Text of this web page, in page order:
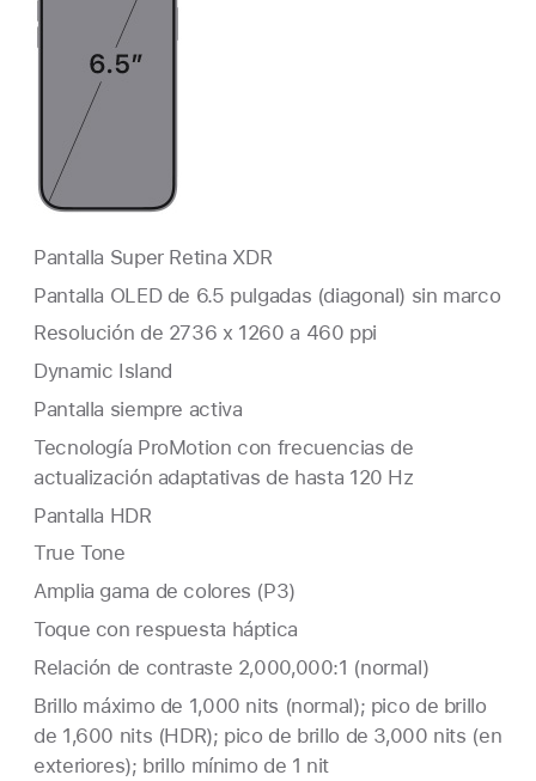
Pantalla Super Retina XDR
Pantalla OLED de 6.5 pulgadas (diagonal) sin marco
Resolución de 2736 x 1260 a 460 ppi
Dynamic Island
Pantalla siempre activa
Tecnología ProMotion con frecuencias de
actualización adaptativas de hasta 120 Hz
Pantalla HDR
True Tone
Amplia gama de colores (P3)
Toque con respuesta háptica
Relación de contraste 2,000,000:1 (normal)
Brillo máximo de 1,000 nits (normal); pico de brillo
de 1,600 nits (HDR); pico de brillo de 3,000 nits (en
exteriores); brillo mínimo de 1 nit